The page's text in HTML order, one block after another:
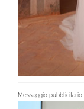
Messaggio pubblicitario